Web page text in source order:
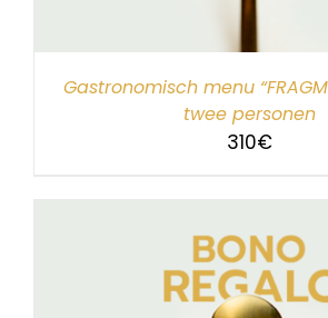
Gastronomisch menu
twee personen
310€